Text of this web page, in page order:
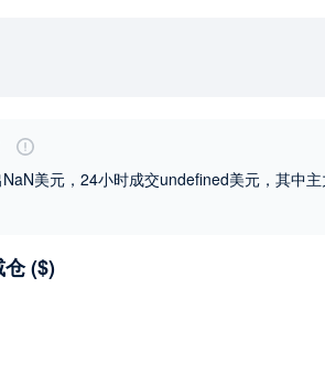
美元，24小时成交undefined美元 ，其中
($)